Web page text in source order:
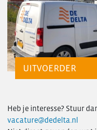
UITVOERDER
Heb je interesse? Stuur
vacature@dedelta.nl